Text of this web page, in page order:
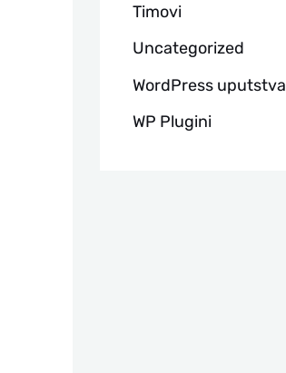
Timovi
Uncategorized
WordPress uputstva
WP Plugini